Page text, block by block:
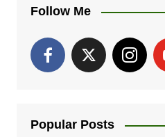
Follow Me
Popular Posts